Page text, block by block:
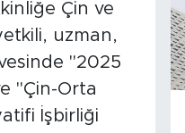
Çin ve
uzman,
"2025
"Çin-Orta
İşbirliği